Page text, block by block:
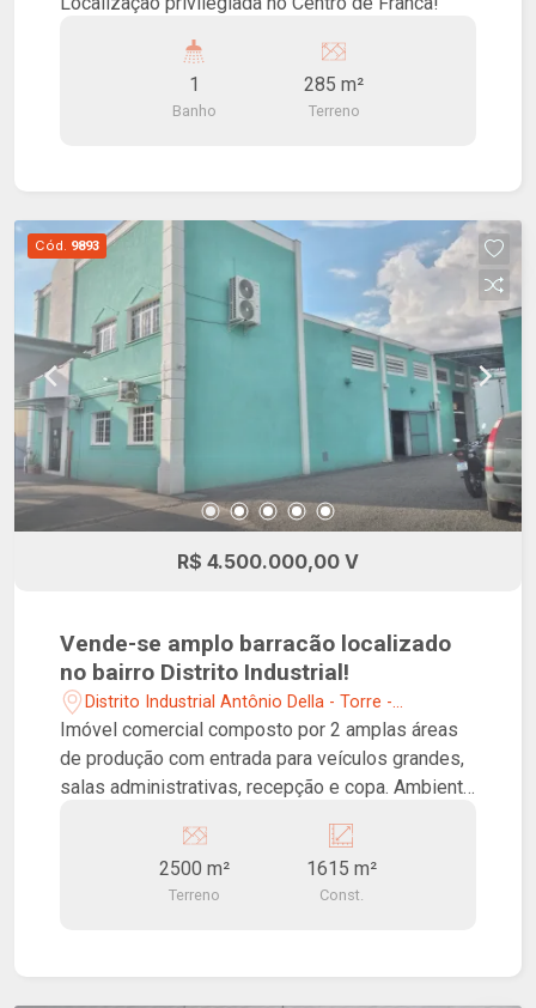
1
Banho
285 m²
Terreno
Cód. 9893
R$ 4.500.000,00 V
Vende-se amplo barracão localizado
no bairro Distrito Industrial!
Distrito Industrial Antônio Della - Torre -
Franca/SP
Imóvel comercial composto por 2 amplas áreas
de produção com entrada para veículos grandes,
salas administrativas, recepção e copa. Ambiente
2500 m²
Terreno
1615 m²
Const.